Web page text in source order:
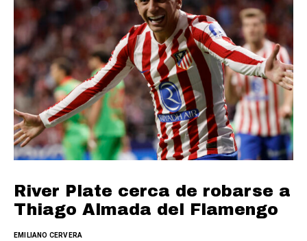
River Plate cerca de robarse a
Thiago Almada del Flamengo
EMILIANO CERVERA